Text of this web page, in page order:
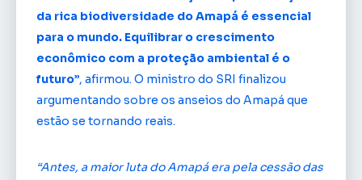
da rica biodiversidade do Amapá é essencial
para o mundo. Equilibrar o crescimento
econômico com a proteção ambiental é o
futuro”, afirmou. O ministro do SRI finalizou
argumentando sobre os anseios do Amapá que
estão se tornando reais.
“Antes, a maior luta do Amapá era pela cessão das